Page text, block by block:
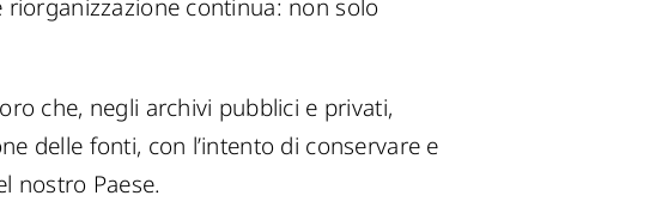
continua: non solo
che, negli archivi pubblici e privati,
delle fonti, con l’intento di conservare e
nostro Paese.